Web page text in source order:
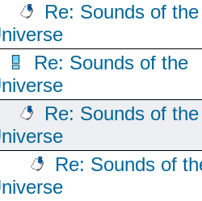
Re: Sounds of the
Re: Sounds of the
Re: Sounds of the
Re: Sounds of